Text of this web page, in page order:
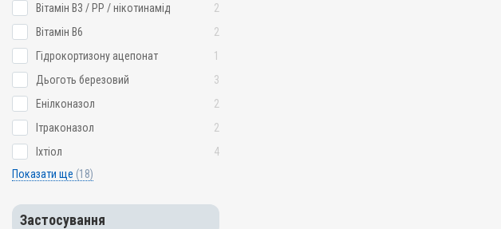
Вітамін B3 / PP / нікотинамід
2
Вітамін B6
2
Гідрокортизону ацепонат
1
Дьоготь березовий
3
Енілконазол
2
Ітраконазол
2
Іхтіол
4
Показати ще (18)
Застосування